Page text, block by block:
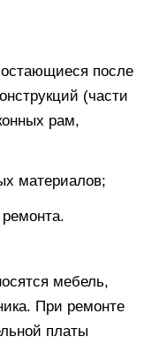
после
(части
рам,
материалов;
мебель,
При ремонте
платы